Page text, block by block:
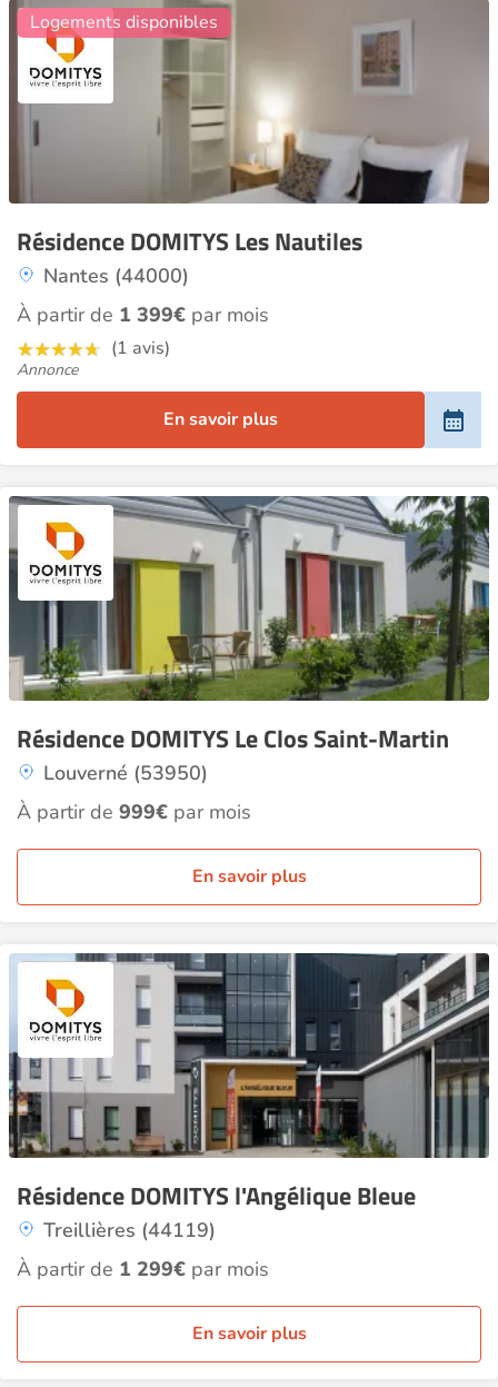
Résidence DOMITYS Les Nautiles
Nantes (44000)
Logements disponibles
À partir de 1 399€ par mois
(1 avis)
Annonce
En savoir plus
Résidence DOMITYS Le Clos Saint-Martin
Louverné (53950)
À partir de 999€ par mois
En savoir plus
Résidence DOMITYS l'Angélique Bleue
Treillières (44119)
À partir de 1 299€ par mois
En savoir plus